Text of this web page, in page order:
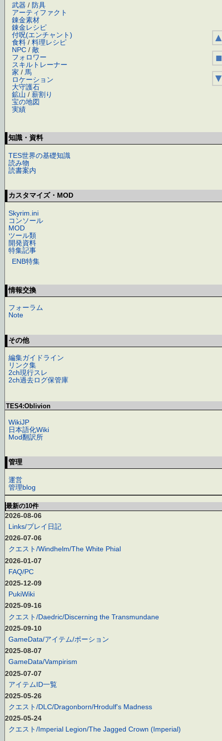
武器 / 防具
アーティファクト
錬金素材
錬金レシピ
付呪(エンチャント)
食料 /料理レシピ
NPC /敵
フォロワー
スキルトレーナー
家 / 馬
ロケーション
大守護石
鉱山 /薪割り
宝の地図
実績
知識・資料
TES世界の基礎知識
読み物
読書案内
カスタマイズ・MOD
Skyrim.ini
コンソール
MOD
ツール類
開発資料
特集記事
ENB特集
情報交換
フォーラム
Note
その他
編集ガイドライン
リンク集
2ch現行スレ
2ch過去ログ保管庫
TES4:Oblivion
WikiJP
日本語化Wiki
Mod翻訳所
管理
運営
管理blog
最新の10件
2026-08-06
Links/プレイ日記
2026-07-06
クエスト/Windhelm/The White Phial
2026-01-07
FAQ/PC
2025-12-09
PukiWiki
2025-09-16
クエスト/Daedric/Discerning the Transmundane
2025-09-10
GameData/アイテム/ポーション
2025-08-07
GameData/Vampirism
2025-07-07
アイテムID一覧
2025-05-26
クエスト/DLC/Dragonborn/Hrodulf's Madness
2025-05-24
クエスト/Imperial Legion/The Jagged Crown (Imperial)
■